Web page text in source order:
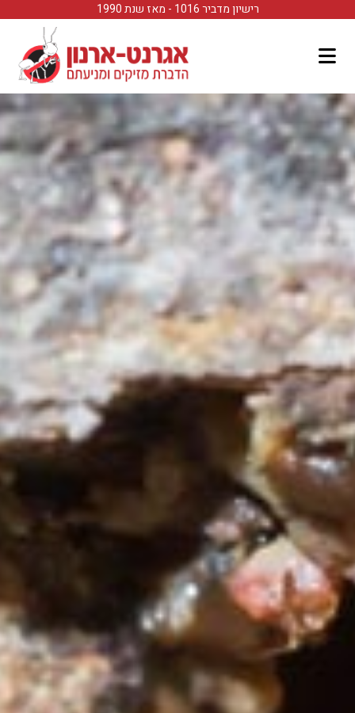
רישיון מדביר 1016 - מאז שנת 1990